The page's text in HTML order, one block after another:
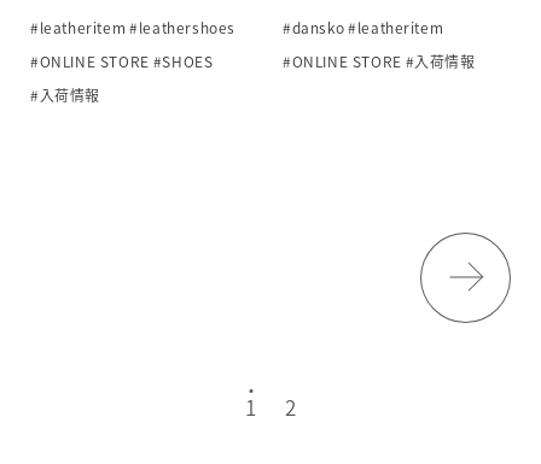
#leatheritem #leathershoes
#ONLINE STORE #SHOES
#入荷情報
#dansko#leatheritem
#ONLINE STORE #入荷情報
1 2